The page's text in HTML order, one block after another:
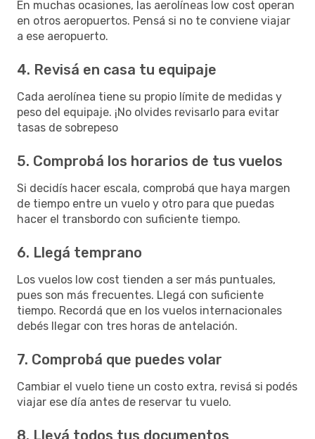
En muchas ocasiones, las aerolíneas low cost operan
en otros aeropuertos. Pensá si no te conviene viajar
a ese aeropuerto.
4. Revisá en casa tu equipaje
Cada aerolínea tiene su propio límite de medidas y
peso del equipaje. ¡No olvides revisarlo para evitar
tasas de sobrepeso
5. Comprobá los horarios de tus vuelos
Si decidís hacer escala, comprobá que haya margen
de tiempo entre un vuelo y otro para que puedas
hacer el transbordo con suficiente tiempo.
6. Llegá temprano
Los vuelos low cost tienden a ser más puntuales,
pues son más frecuentes. Llegá con suficiente
tiempo. Recordá que en los vuelos internacionales
debés llegar con tres horas de antelación.
7. Comprobá que puedes volar
Cambiar el vuelo tiene un costo extra, revisá si podés
viajar ese día antes de reservar tu vuelo.
8. Llevá todos tus documentos